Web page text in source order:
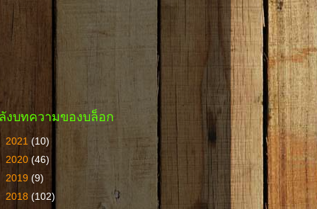
งบทความของบล็อก
2021 (10)
2020 (46)
2019 (9)
2018 (102)